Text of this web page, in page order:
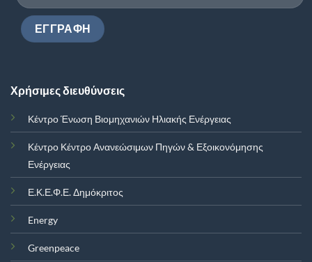
Χρήσιμες διευθύνσεις
Κέντρο Ένωση Βιομηχανιών Ηλιακής Ενέργειας
Κέντρο Κέντρο Ανανεώσιμων Πηγών & Εξοικονόμησης
Ενέργειας
Ε.Κ.Ε.Φ.Ε. Δημόκριτος
Energy
Greenpeace